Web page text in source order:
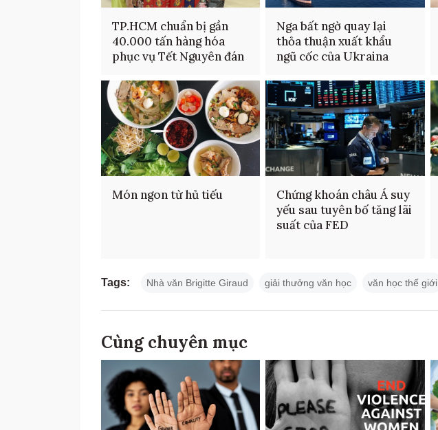
TP.HCM chuẩn bị gần
40.000 tấn hàng hóa
phục vụ Tết Nguyên đán
Nga bất ngờ quay lại
thỏa thuận xuất khẩu
ngũ cốc của Ukraina
Món ngon từ hủ tiếu
Chứng khoán châu Á suy
yếu sau tuyên bố tăng lãi
suất của FED
Tags: Nhà văn Brigitte Giraud giải thưởng văn học văn học thế giới
Cùng chuyên mục